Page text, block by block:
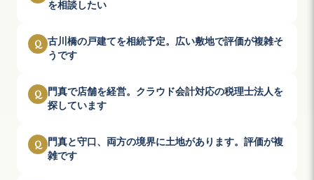
を相談したい
Q 古川橋の戸建てを相続予定。広い敷地で評価が複雑そ
うです
Q
門真で店舗を経営。クラウド会計対応の税理士法人を
探しています
Q
門真と守口、両方の境界に土地があります。評価が複
雑です